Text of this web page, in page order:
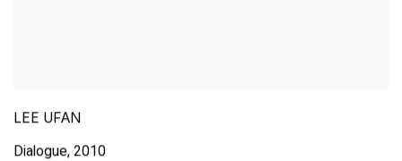
LEE UFAN
Dialogue, 2010